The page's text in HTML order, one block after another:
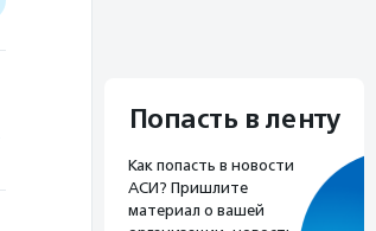
Попасть в ленту
Как попасть в новости
АСИ? Пришлите
материал о вашей